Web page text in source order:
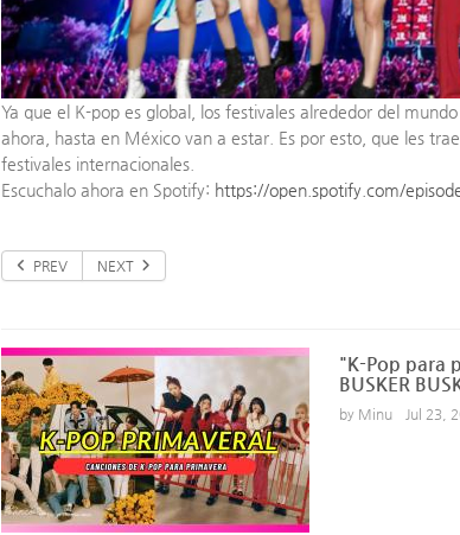
Ya que el K-pop es global, los festivales alrededor del
ahora, hasta en México van a estar. Es por esto, que les
festivales internacionales.
Escuchalo ahora en Spotify: https://open.spotify.com/
PREV NEXT
"K-Pop para
BUSKER
by Minu Jul 23,